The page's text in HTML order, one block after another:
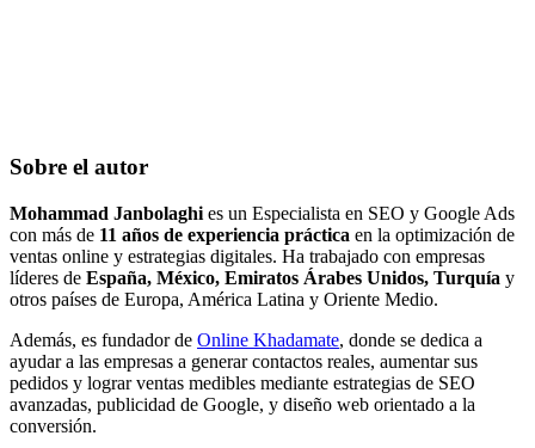
Sobre el autor
Mohammad Janbolaghi es un Especialista en SEO y Google Ads
con más de 11 años de experiencia práctica en la optimización de
ventas online y estrategias digitales. Ha trabajado con empresas
líderes de España, México, Emiratos Árabes Unidos, Turquía y
otros países de Europa, América Latina y Oriente Medio.
Además, es fundador de Online Khadamate, donde se dedica a
ayudar a las empresas a generar contactos reales, aumentar sus
pedidos y lograr ventas medibles mediante estrategias de SEO
avanzadas, publicidad de Google, y diseño web orientado a la
conversión.